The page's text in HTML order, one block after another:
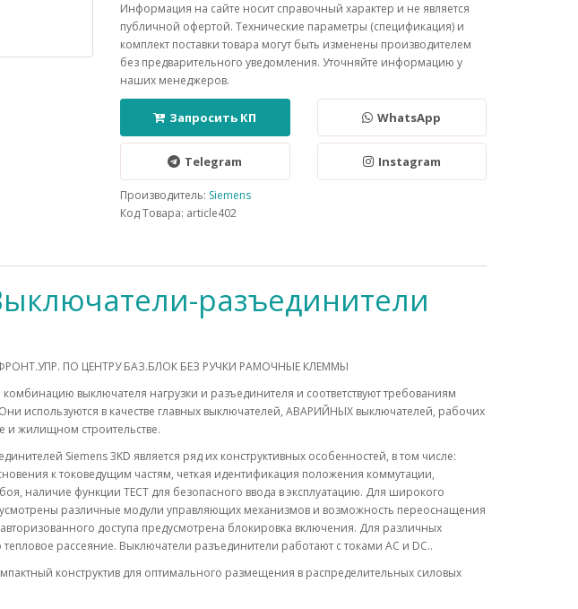
Информация на сайте носит справочный характер и не является
публичной офертой. Технические параметры (спецификация) и
комплект поставки товара могут быть изменены производителем
без предварительного уведомления. Уточняйте информацию у
наших менеджеров.
Запросить КП WhatsApp
Telegram Instagram
Производитель: Siemens
Код Товара: article402
разъединители
ПО ЦЕНТРУ БАЗ.БЛОК БЕЗ РУЧКИ РАМОЧНЫЕ КЛЕММЫ
выключателя нагрузки и разъединителя и соответствуют требованиям
Они используются в качестве главных выключателей, АВАРИЙНЫХ выключателей, рабочих
и жилищном строительстве.
Siemens 3KD является ряд их конструктивных особенностей, в том числе:
к токоведущим частям, четкая идентификация положения коммутации,
наличие функции ТЕСТ для безопасного ввода в эксплуатацию. Для широкого
различные модули управляющих механизмов и возможность переоснащения
доступа предусмотрена блокировка включения. Для различных
рассеяние. Выключатели разъединители работают с токами AC и DC..
конструктив для оптимального размещения в распределительных силовых